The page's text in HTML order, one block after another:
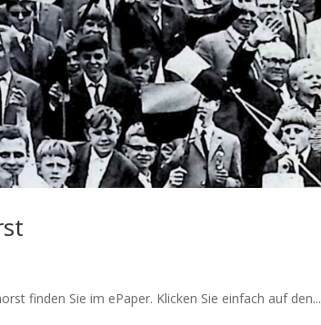
finden Sie im ePaper. Klicken Sie einfach auf den...